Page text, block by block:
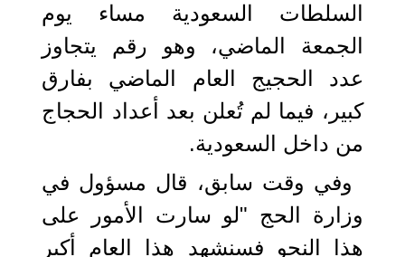
السلطات السعودية مساء يوم
الجمعة الماضي، وهو رقم يتجاوز
عدد الحجيج العام الماضي بفارق
كبير، فيما لم تُعلن بعد أعداد الحجاج
من داخل السعودية.
وفي وقت سابق، قال مسؤول في
وزارة الحج "لو سارت الأمور على
هذا النحو فسنشهد هذا العام أكبر